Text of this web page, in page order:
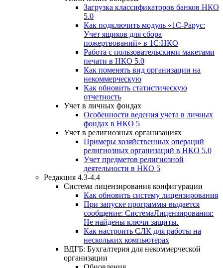
Загрузка классификаторов банков НКО
5.0
Как подключить модуль «1С-Рарус:
Учет ящиков для сбора
пожертвований» в 1С:НКО
Работа с пользовательскими макетами
печати в НКО 5.0
Как поменять вид организации на
некоммерческую
Как обновить статистическую
отчетность
Учет в личных фондах
Особенности ведения учета в личных
фондах в НКО 5
Учет в религиозных организациях
Примеры хозяйственных операций
религиозных организаций в НКО 5.0
Учет предметов религиозной
деятельности в НКО 5
Редакция 4.3-4.4
Система лицензирования конфигурации
Как обновить систему лицензирования
При запуске программы выдается
сообщение: СистемаЛицензирования:
Не найдены ключи защиты.
Как настроить СЛК для работы на
нескольких компьютерах
ВДГБ: Бухгалтерия для некоммерческой
организации